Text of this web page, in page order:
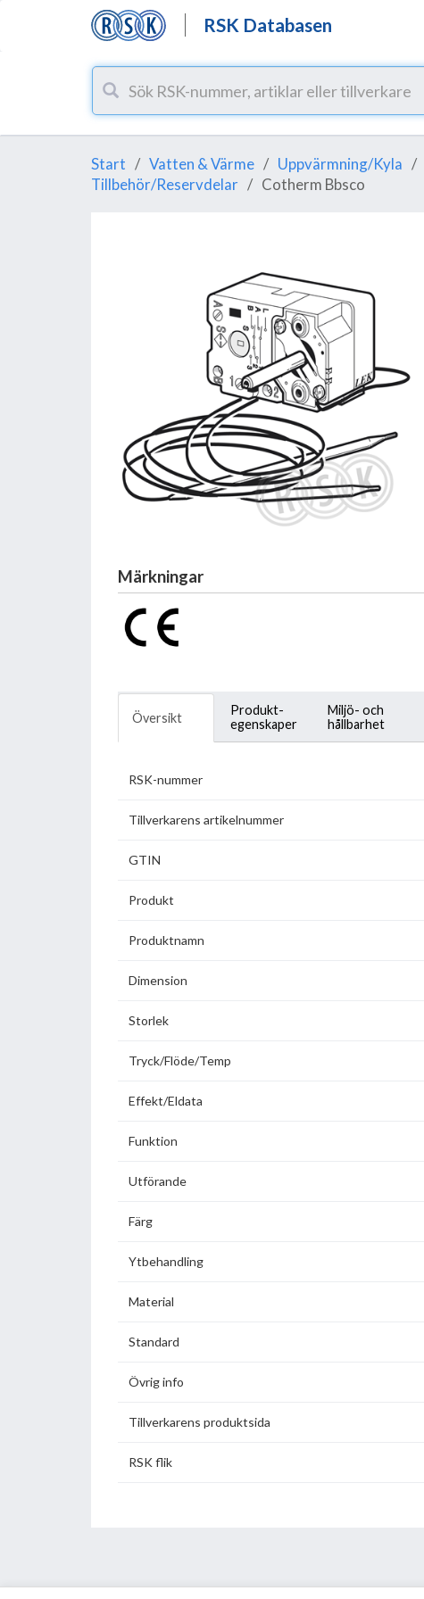
RSK Databasen
Start Vatten & Värme Uppvärmning/Kyla
Tillbehör/Reservdelar
Cotherm Bbsco
Märkningar
Översikt
Produkt-
egenskaper
Miljö- och
hållbarhet
RSK-nummer
Tillverkarens artikelnummer
GTIN
Produkt
Produktnamn
Dimension
Storlek
Tryck/Flöde/Temp
Effekt/Eldata
Funktion
Utförande
Färg
Ytbehandling
Material
Standard
Övrig info
Tillverkarens produktsida
RSK flik